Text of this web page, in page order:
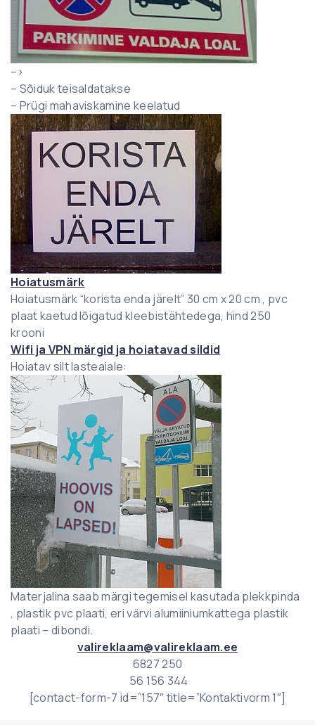
–>
– Sõiduk teisaldatakse
– Prügi mahaviskamine keelatud
Hoiatusmärk
Hoiatusmärk “korista enda järelt” 30 cm x 20 cm , pvc
plaat kaetud lõigatud kleebistähtedega, hind 250
krooni
Wifi ja VPN märgid ja hoiatavad sildid
Hoiatav silt lasteaiale:
Materjalina saab märgi tegemisel kasutada plekkpinda
, plastik pvc plaati, eri värvi alumiiniumkattega plastik
plaati – dibondi.
valireklaam@valireklaam.ee
6827 250
56 156 344
[contact-form-7 id=”157″ title=”Kontaktivorm 1″]